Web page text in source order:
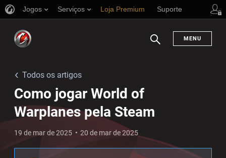
Jogos Serviços Loja Premium Suporte
MENU
Todos os artigos
Como jogar World of
Warplanes pela Steam
19 de mar de 2025 20 de mar de 2025